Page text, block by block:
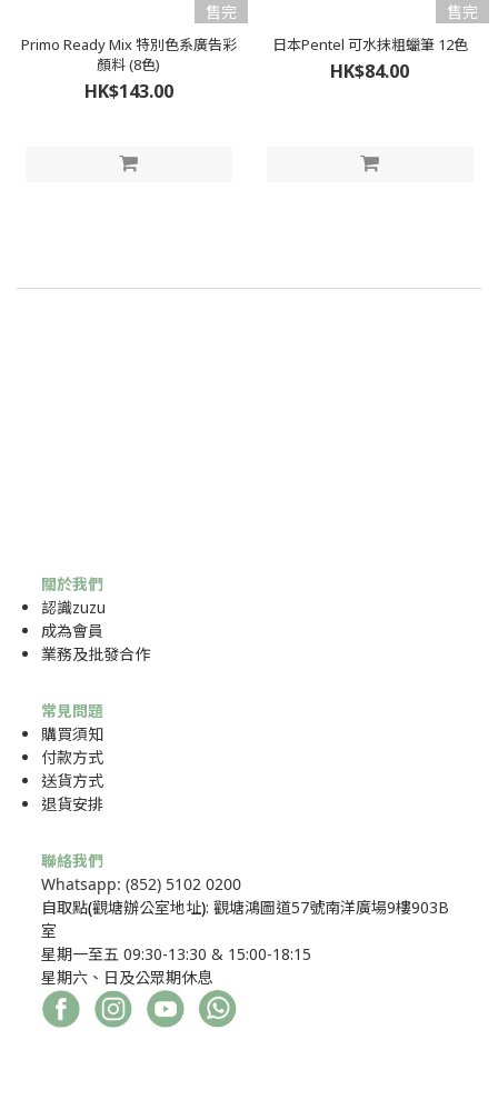
售完
Primo Ready Mix 特別色系廣告彩
顏料 (8色)
HK$143.00
售完
日本Pentel 可水抹粗蠟筆 12色
HK$84.00
關於我們
認識zuzu
成為會員
業務及批發合作
常見問題
購買須知
付款方式
送貨方式
退貨安排
聯絡我們
Whatsapp: (852) 5102 0200
自取點(觀塘辦公室地址): 觀塘鴻圖道57號南洋廣場9樓903B
室
星期一至五 09:30-13:30 & 15:00-18:15
星期六、日及公眾期休息